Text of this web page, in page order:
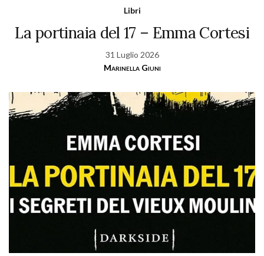
Libri
La portinaia del 17 – Emma Cortesi
31 Luglio 2026
Marinella Giuni